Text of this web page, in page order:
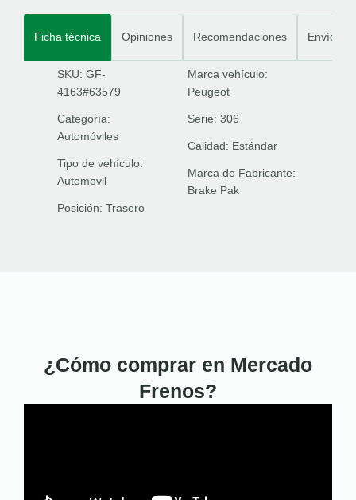
Ficha técnica Opiniones Recomendaciones Envíos
SKU: GF-
4163#63579
Categoría:
Automóviles
Tipo de vehículo:
Automovil
Posición: Trasero
Marca vehículo:
Peugeot
Serie: 306
Calidad: Estándar
Marca de Fabricante:
Brake Pak
¿Cómo comprar en Mercado
Frenos?